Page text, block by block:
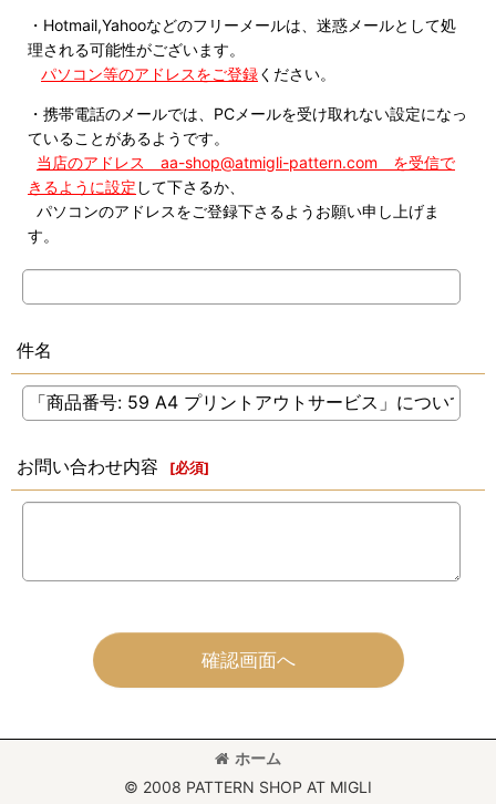
・Hotmail,Yahooなどのフリーメールは、迷惑メールとして処
理される可能性がございます。
パソコン等のアドレスをご登録ください。
・携帯電話のメールでは、PCメールを受け取れない設定になっ
ていることがあるようです。
当店のアドレス aa-shop@atmigli-pattern.com を受信で
きるように設定 して下さるか、
パソコンのアドレスをご登録下さるようお願い申し上げま
す。
件名
お問い合わせ内容 [必須]
確認画面へ
ホーム
© 2008 PATTERN SHOP AT MIGLI